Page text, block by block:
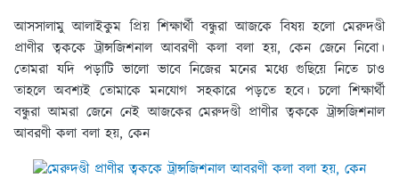
আসসালামু আলাইকুম প্রিয় শিক্ষার্থী বন্ধুরা আজকে বিষয় হলো মেরুদণ্ডী
প্রাণীর ত্বককে ট্রান্সজিশনাল আবরণী কলা বলা হয়, কেন জেনে নিবো।
তোমরা যদি পড়াটি ভালো ভাবে নিজের মনের মধ্যে গুছিয়ে নিতে চাও
তাহলে অবশ্যই তোমাকে মনযোগ সহকারে পড়তে হবে। চলো শিক্ষার্থী
বন্ধুরা আমরা জেনে নেই আজকের মেরুদণ্ডী প্রাণীর ত্বককে ট্রান্সজিশনাল
আবরণী কলা বলা হয়, কেন